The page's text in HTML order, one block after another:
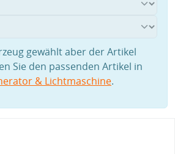
gewählt aber der Artikel
Sie den passenden Artikel in
& Lichtmaschine.